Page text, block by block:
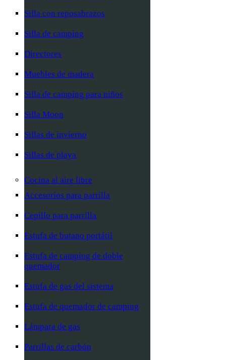
Silla con reposabrazos
Silla de camping
Directores
Muebles de madera
Silla de camping para niños
Silla Moon
Sillas de invierno
Sillas de playa
Cocina al aire libre
Accesorios para parrilla
Cepillo para parrilla
Estufa de butano portátil
Estufa de camping de doble
quemador
Estufa de gas del sistema
Estufa de quemador de camping
Lámpara de gas
Parrillas de carbón